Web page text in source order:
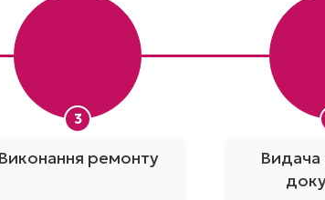
3
Виконання ремонту
Видача